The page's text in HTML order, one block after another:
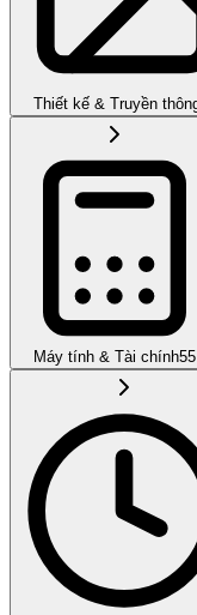
Thiết kế & Truyền
Máy tính & Tài chính55